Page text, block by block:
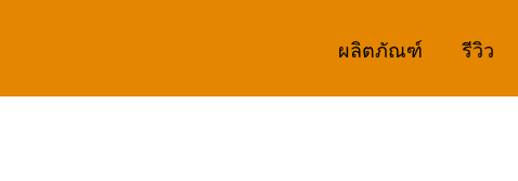
ผลิตภัณฑ์ รีวิว